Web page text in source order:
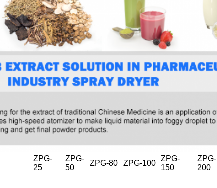
ZPG-
25
ZPG-
50
ZPG-80 ZPG-100
ZPG-
150
ZPG-
200